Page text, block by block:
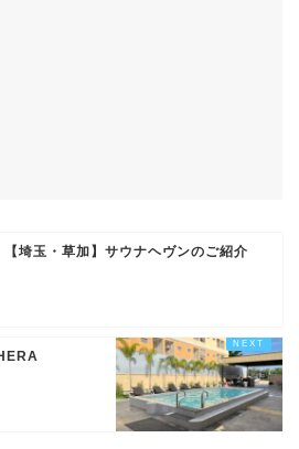
【埼玉・草加】サウナヘヴンのご紹介